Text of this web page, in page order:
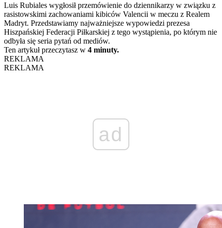
Luis Rubiales wygłosił przemówienie do dziennikarzy w związku z
rasistowskimi zachowaniami kibiców Valencii w meczu z Realem
Madryt. Przedstawiamy najważniejsze wypowiedzi prezesa
Hiszpańskiej Federacji Piłkarskiej z tego wystąpienia, po którym nie
odbyła się seria pytań od mediów.
Ten artykuł przeczytasz w 4 minuty.
REKLAMA
REKLAMA
ad